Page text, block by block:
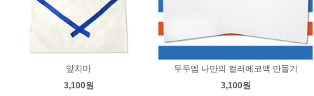
앞치마
3,100원
두두엠 나만의 컬러에코백 만들기
3,100원